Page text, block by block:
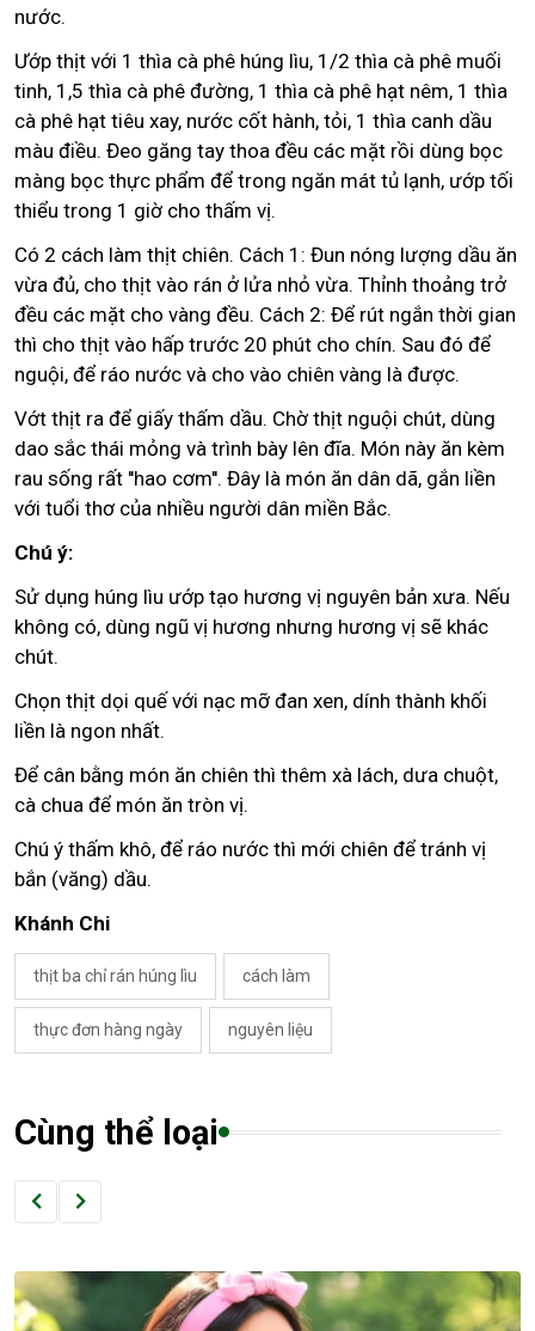
nước.
Ướp thịt với 1 thìa cà phê húng lìu, 1/2 thìa cà phê muối
tinh, 1,5 thìa cà phê đường, 1 thìa cà phê hạt nêm, 1 thìa
cà phê hạt tiêu xay, nước cốt hành, tỏi, 1 thìa canh dầu
màu điều. Đeo găng tay thoa đều các mặt rồi dùng bọc
màng bọc thực phẩm để trong ngăn mát tủ lạnh, ướp tối
thiểu trong 1 giờ cho thấm vị.
Có 2 cách làm thịt chiên. Cách 1: Đun nóng lượng dầu ăn
vừa đủ, cho thịt vào rán ở lửa nhỏ vừa. Thỉnh thoảng trở
đều các mặt cho vàng đều. Cách 2: Để rút ngắn thời gian
thì cho thịt vào hấp trước 20 phút cho chín. Sau đó để
nguội, để ráo nước và cho vào chiên vàng là được.
Vớt thịt ra để giấy thấm dầu. Chờ thịt nguội chút, dùng
dao sắc thái mỏng và trình bày lên đĩa. Món này ăn kèm
rau sống rất ''hao cơm''. Đây là món ăn dân dã, gắn liền
với tuổi thơ của nhiều người dân miền Bắc.
Chú ý:
Sử dụng húng lìu ướp tạo hương vị nguyên bản xưa. Nếu
không có, dùng ngũ vị hương nhưng hương vị sẽ khác
chút.
Chọn thịt dọi quế với nạc mỡ đan xen, dính thành khối
liền là ngon nhất.
Để cân bằng món ăn chiên thì thêm xà lách, dưa chuột,
cà chua để món ăn tròn vị.
Chú ý thấm khô, để ráo nước thì mới chiên để tránh vị
bắn (văng) dầu.
Khánh Chi
thịt ba chỉ rán húng lìu cách làm
thực đơn hàng ngày nguyên liệu
Cùng thể loại